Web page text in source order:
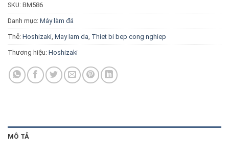
SKU: BM586
Danh mục: Máy làm đá
Thẻ: Hoshizaki May lam da Thiet bi bep cong nghiep
Thương hiệu: Hoshizaki
MÔ TẢ